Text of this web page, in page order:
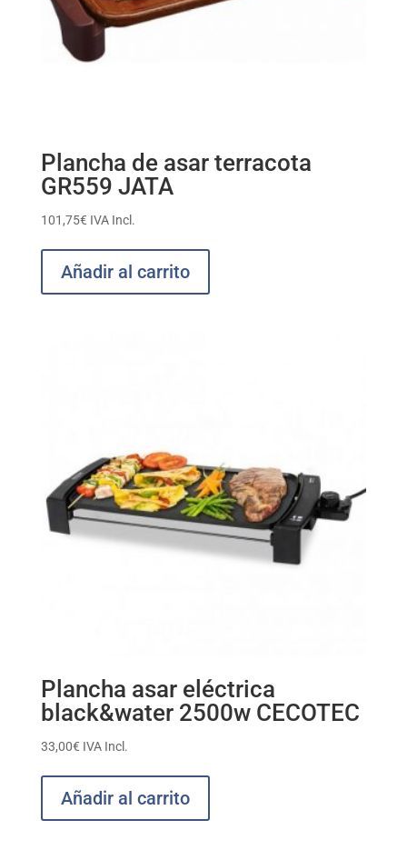
Plancha de asar terracota
GR559 JATA
101,75€ IVA Incl.
Añadir al carrito
Plancha asar eléctrica
black&water 2500w CECOTEC
33,00€ IVA Incl.
Añadir al carrito